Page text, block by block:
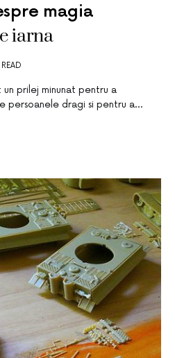
magia
iarna
prilej minunat pentru a
persoanele dragi si pentru a…